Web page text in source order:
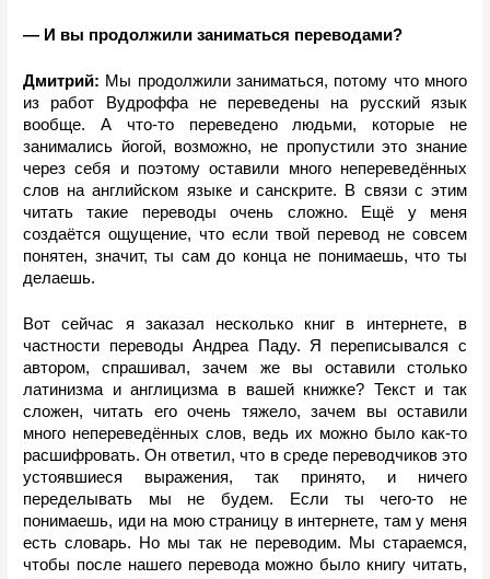
— И вы продолжили заниматься переводами?
Дмитрий: Мы продолжили заниматься, потому что много
из работ Вудроффа не переведены на русский язык
вообще. А что-то переведено людьми, которые не
занимались йогой, возможно, не пропустили это знание
через себя и поэтому оставили много непереведённых
слов на английском языке и санскрите. В связи с этим
читать такие переводы очень сложно. Ещё у меня
создаётся ощущение, что если твой перевод не совсем
понятен, значит, ты сам до конца не понимаешь, что ты
делаешь.
Вот сейчас я заказал несколько книг в интернете, в
частности переводы Андреа Паду. Я переписывался с
автором, спрашивал, зачем же вы оставили столько
латинизма и англицизма в вашей книжке? Текст и так
сложен, читать его очень тяжело, зачем вы оставили
много непереведённых слов, ведь их можно было как-то
расшифровать. Он ответил, что в среде переводчиков это
устоявшиеся выражения, так принято, и ничего
переделывать мы не будем. Если ты чего-то не
понимаешь, иди на мою страницу в интернете, там у меня
есть словарь. Но мы так не переводим. Мы стараемся,
чтобы после нашего перевода можно было книгу читать,